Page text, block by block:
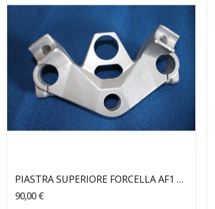
PIASTRA SUPERIORE FORCELLA AF1 50 APRILIA
90,00 €